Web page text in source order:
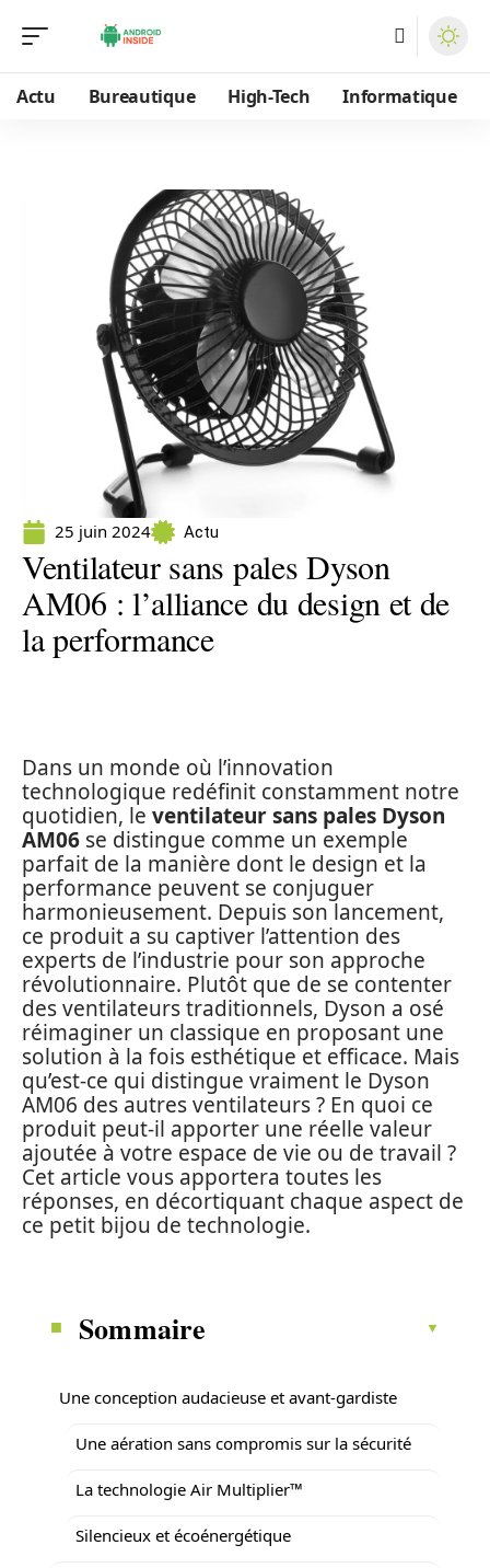
Actu Bureautique High-Tech Informatique
25 juin 2024 Actu
Ventilateur sans pales Dyson
AM06 : l’alliance du design et de
la performance
Dans un monde où l’innovation
technologique redéfinit constamment notre
quotidien, le ventilateur sans pales Dyson
AM06 se distingue comme un exemple
parfait de la manière dont le design et la
performance peuvent se conjuguer
harmonieusement. Depuis son lancement,
ce produit a su captiver l’attention des
experts de l’industrie pour son approche
révolutionnaire. Plutôt que de se contenter
des ventilateurs traditionnels, Dyson a osé
réimaginer un classique en proposant une
solution à la fois esthétique et efficace. Mais
qu’est-ce qui distingue vraiment le Dyson
AM06 des autres ventilateurs ? En quoi ce
produit peut-il apporter une réelle valeur
ajoutée à votre espace de vie ou de travail ?
Cet article vous apportera toutes les
réponses, en décortiquant chaque aspect de
ce petit bijou de technologie.
Sommaire
Une conception audacieuse et avant-gardiste
Une aération sans compromis sur la sécurité
La technologie Air Multiplier™
Silencieux et écoénergétique